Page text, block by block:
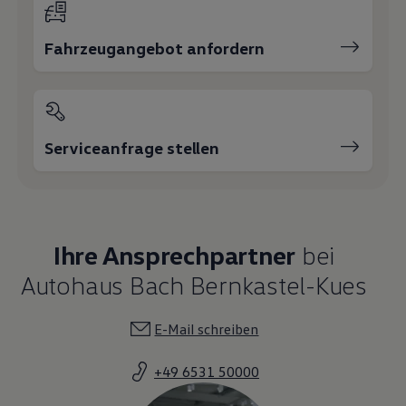
Transport
Fahrzeugangebot anfordern
Serviceanfrage stellen
Ihre Ansprechpartner bei
Autohaus Bach Bernkastel-Kues
E-Mail schreiben
+49 6531 50000